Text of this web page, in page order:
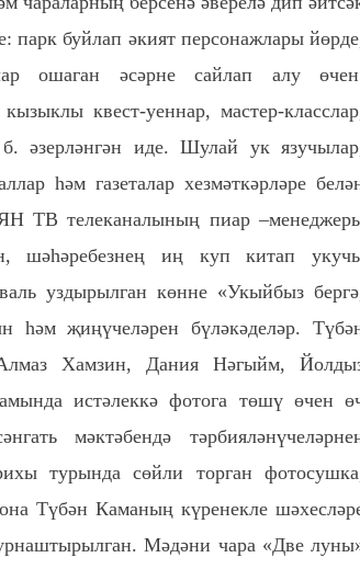
парк буйлап әкият персонажлары
ошаган әсәрне сайлап алу
квест-уеннар, мастер-
әзерләнгән иде. Шулай ук
һәм газеталар хезмәткәрләре
ТВ телеканалының пиар
шәһәребезнең иң куп китап
уздырылган көнне «Укыйбыз
һәм җиңүчеләрен бүләкәделәр.
Хамзин, Дания Нәгыйм,
истәлеккә фотога төшү өчен
мәктәбендә
турында сөйли торган
Түбән Каманың күренекле
Мәдәни чара «Две